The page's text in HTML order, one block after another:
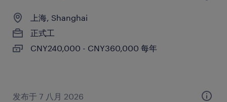
上海, Shanghai
正式工
CNY240,000 - CNY360,000 每年
发布于 7 八月 2026